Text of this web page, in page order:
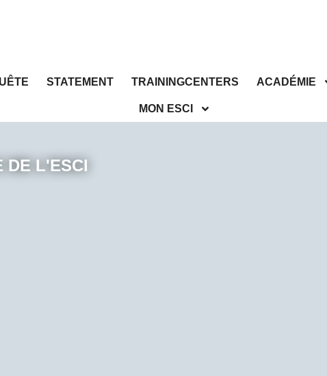
STATEMENT TRAININGCENTERS ACADÉMIE
MON ESCI
DE L'ESCI